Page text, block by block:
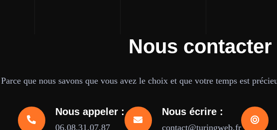
Nous contacter
Parce que nous savons que vous avez le choix et que votre temps est
Nous appeler :
06.08.31.07.87
Nous écrire :
contact@turingweb.fr